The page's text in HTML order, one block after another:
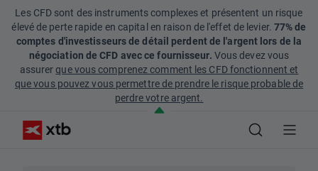
Les CFD sont des instruments complexes et présentent un risque
élevé de perte rapide en capital en raison de l'effet de levier. 77% de
comptes d'investisseurs de détail perdent de l'argent lors de la
négociation de CFD avec ce fournisseur. Vous devez vous
assurerque vous comprenez comment les CFD fonctionnent et
que vous pouvez vous permettre de prendre le risque probable de
perdre votre argent.